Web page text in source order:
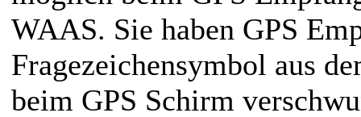
WAAS. Sie haben GPS
Fragezeichensymbol aus
beim GPS Schirm